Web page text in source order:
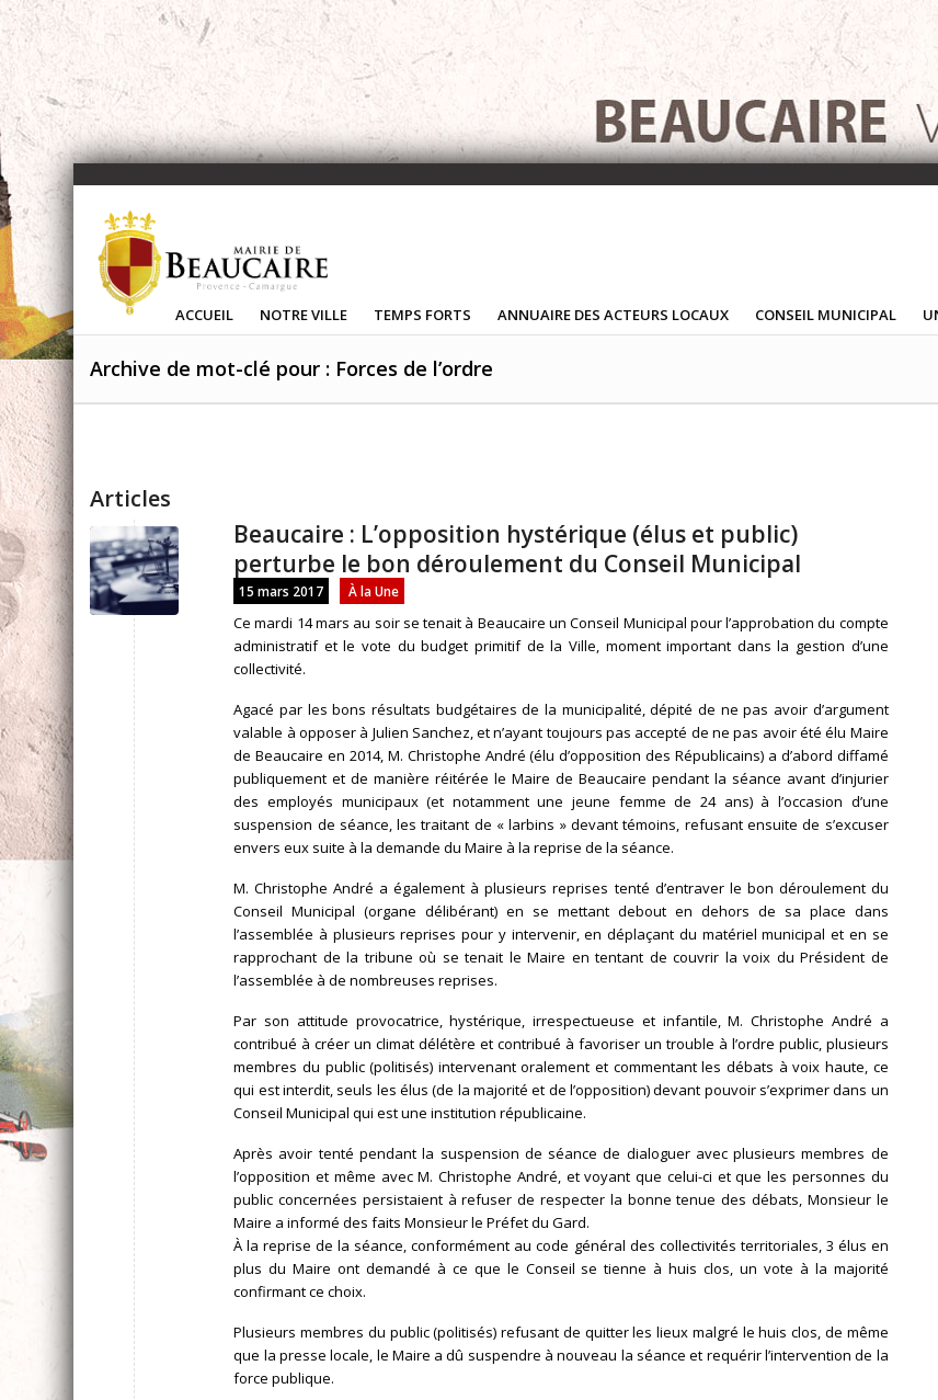
ACCUEIL NOTRE VILLE TEMPS FORTS ANNUAIRE DES ACTEURS LOCAUX CONSEIL MUNICIPAL
Archive de mot-clé pour : Forces de l’ordre
Articles
Beaucaire : L’opposition hystérique (élus et public)
perturbe le bon déroulement du Conseil Municipal
15 mars 2017 À la Une
Ce mardi 14 mars au soir se tenait à Beaucaire un Conseil Municipal pour l’approbation du compte
administratif et le vote du budget primitif de la Ville, moment important dans la gestion d’une
collectivité.
Agacé par les bons résultats budgétaires de la municipalité, dépité de ne pas avoir d’argument
valable à opposer à Julien Sanchez, et n’ayant toujours pas accepté de ne pas avoir été élu Maire
de Beaucaire en 2014, M. Christophe André (élu d’opposition des Républicains) a d’abord diffamé
publiquement et de manière réitérée le Maire de Beaucaire pendant la séance avant d’injurier
des employés municipaux (et notamment une jeune femme de 24 ans) à l’occasion d’une
suspension de séance, les traitant de « larbins » devant témoins, refusant ensuite de s’excuser
envers eux suite à la demande du Maire à la reprise de la séance.
M. Christophe André a également à plusieurs reprises tenté d’entraver le bon déroulement du
Conseil Municipal (organe délibérant) en se mettant debout en dehors de sa place dans
l’assemblée à plusieurs reprises pour y intervenir, en déplaçant du matériel municipal et en se
rapprochant de la tribune où se tenait le Maire en tentant de couvrir la voix du Président de
l’assemblée à de nombreuses reprises.
Par son attitude provocatrice, hystérique, irrespectueuse et infantile, M. Christophe André a
contribué à créer un climat délétère et contribué à favoriser un trouble à l’ordre public, plusieurs
membres du public (politisés) intervenant oralement et commentant les débats à voix haute, ce
qui est interdit, seuls les élus (de la majorité et de l’opposition) devant pouvoir s’exprimer dans un
Conseil Municipal qui est une institution républicaine.
Après avoir tenté pendant la suspension de séance de dialoguer avec plusieurs membres de
l’opposition et même avec M. Christophe André, et voyant que celui-ci et que les personnes du
public concernées persistaient à refuser de respecter la bonne tenue des débats, Monsieur le
Maire a informé des faits Monsieur le Préfet du Gard.
À la reprise de la séance, conformément au code général des collectivités territoriales, 3 élus en
plus du Maire ont demandé à ce que le Conseil se tienne à huis clos, un vote à la majorité
confirmant ce choix.
Plusieurs membres du public (politisés) refusant de quitter les lieux malgré le huis clos, de même
que la presse locale, le Maire a dû suspendre à nouveau la séance et requérir l’intervention de la
force publique.